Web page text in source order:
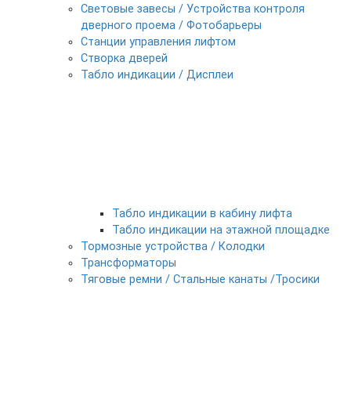
Световые завесы / Устройства контроля
дверного проема / Фотобарьеры
Станции управления лифтом
Створка дверей
Табло индикации / Дисплеи
Табло индикации в кабину лифта
Табло индикации на этажной площадке
Тормозные устройства / Колодки
Трансформаторы
Тяговые ремни / Стальные канаты /Тросики